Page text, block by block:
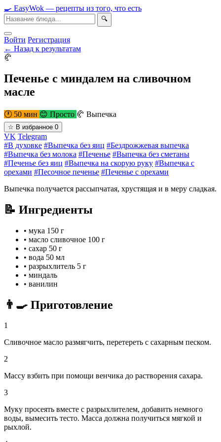
🍳 EasyWok — рецепты из того, что есть
🔍
Войти Регистрация
← Назад к результатам
🥐
Печенье с миндалем на сливочном
масле
🕐 50 мин 😊 Просто 🥐 Выпечка
☆ В избранное 0
VK Telegram
#В духовке #Выпечка без яиц #Бездрожжевая выпечка
#Выпечка без молока #Печенье #Выпечка без сметаны
#Печенье без яиц #Выпечка на скорую руку #Выпечка с
орехами #Песочное печенье #Печенье с орехами
Выпечка получается рассыпчатая, хрустящая и в меру сладкая.
📝 Ингредиенты
• мука 150 г
• масло сливочное 100 г
• сахар 50 г
• вода 50 мл
• разрыхлитель 5 г
• миндаль
• ванилин
👨‍🍳 Приготовление
1
Сливочное масло размягчить, перетереть с сахарным песком.
2
Массу взбить при помощи венчика до растворения сахара.
3
Муку просеять вместе с разрыхлителем, добавить немного
воды, вымесить тесто. Масса должна получиться мягкой и
рыхлой.